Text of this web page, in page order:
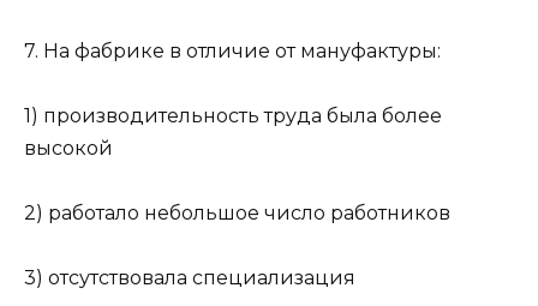
7. На фабрике в отличие от мануфактуры:
1) производительность труда была более
высокой
2) работало небольшое число работников
3) отсутствовала специализация